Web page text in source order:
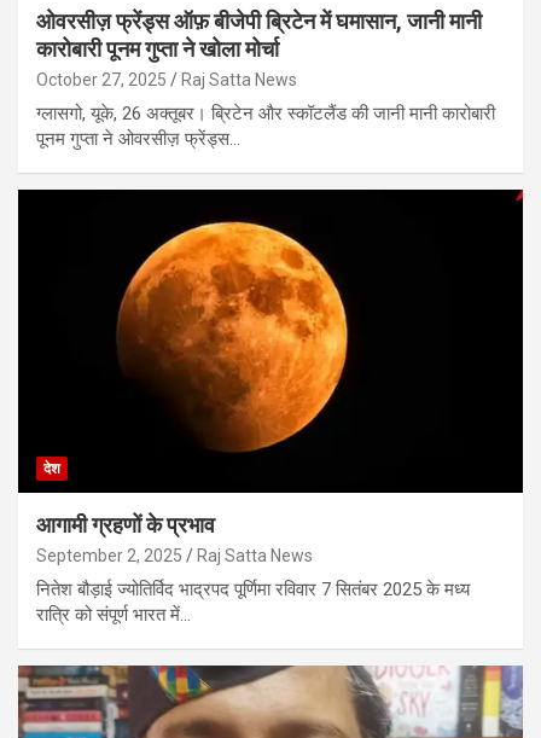
ओवरसीज़ फ्रेंड्स ऑफ़ बीजेपी ब्रिटेन में घमासान, जानी मानी
कारोबारी पूनम गुप्ता ने खोला मोर्चा
October 27, 2025 Raj Satta News
ग्लासगो, यूके, 26 अक्तूबर। ब्रिटेन और स्कॉटलैंड की जानी मानी कारोबारी
पूनम गुप्ता ने ओवरसीज़ फ्रेंड्स…
देश
आगामी ग्रहणों के प्रभाव
September 2, 2025 Raj Satta News
नितेश बौड़ाई ज्योतिर्विद भाद्रपद पूर्णिमा रविवार 7 सितंबर 2025 के मध्य
रात्रि को संपूर्ण भारत में…